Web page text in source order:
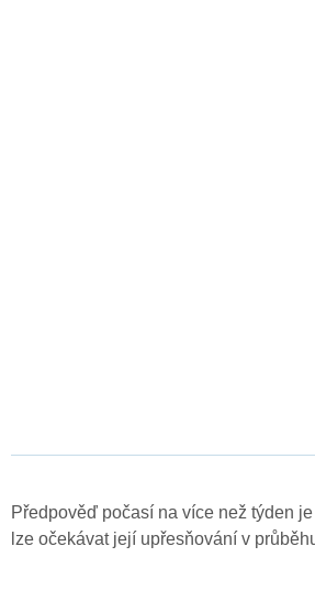
Předpověď počasí na více než týden
lze očekávat její upřesňování v